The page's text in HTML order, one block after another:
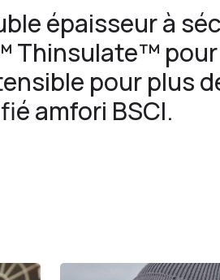
épaisseur à
Thinsulate™
pour plus
amfori BSCI.